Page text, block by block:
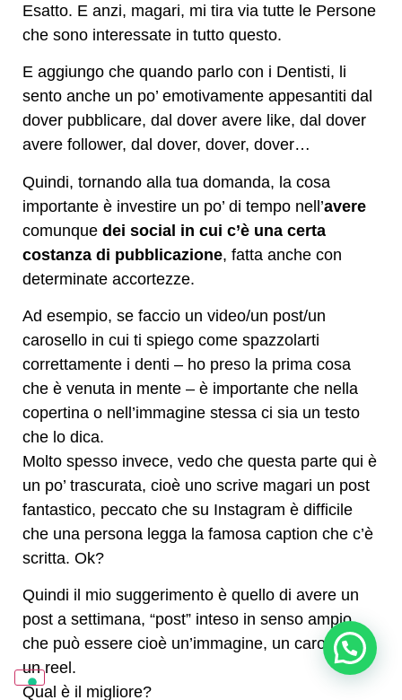
Esatto. E anzi, magari, mi tira via tutte le Persone
che sono interessate in tutto questo.
E aggiungo che quando parlo con i Dentisti, li
sento anche un po’ emotivamente appesantiti dal
dover pubblicare, dal dover avere like, dal dover
avere follower, dal dover, dover, dover…
Quindi, tornando alla tua domanda, la cosa
importante è investire un po’ di tempo nell’avere
comunque dei social in cui c’è una certa
costanza di pubblicazione, fatta anche con
determinate accortezze.
Ad esempio, se faccio un video/un post/un
carosello in cui ti spiego come spazzolarti
correttamente i denti – ho preso la prima cosa
che è venuta in mente – è importante che nella
copertina o nell’immagine stessa ci sia un testo
che lo dica.
Molto spesso invece, vedo che questa parte qui è
un po’ trascurata, cioè uno scrive magari un post
fantastico, peccato che su Instagram è difficile
che una persona legga la famosa caption che c’è
scritta. Ok?
Quindi il mio suggerimento è quello di avere un
post a settimana, “post” inteso in senso ampio,
che può essere cioè un’immagine, un carosello o
un reel.
Qual è il migliore?
Posso aiutarti? Sono Sara